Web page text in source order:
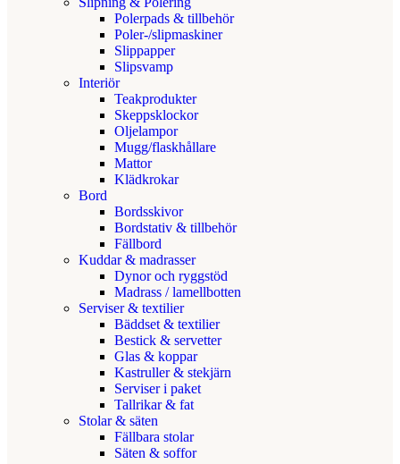
Polerpads & tillbehör
Poler-/slipmaskiner
Slippapper
Slipsvamp
Interiör
Teakprodukter
Skeppsklockor
Oljelampor
Mugg/flaskhållare
Mattor
Klädkrokar
Bord
Bordsskivor
Bordstativ & tillbehör
Fällbord
Kuddar & madrasser
Dynor och ryggstöd
Madrass / lamellbotten
Serviser & textilier
Bäddset & textilier
Bestick & servetter
Glas & koppar
Kastruller & stekjärn
Serviser i paket
Tallrikar & fat
Stolar & säten
Fällbara stolar
Säten & soffor